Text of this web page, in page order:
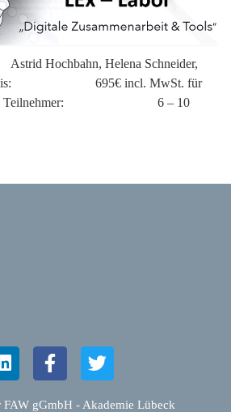
Hochbahn, Helena Schneider,
Preis: 695€ incl. MwSt. für
Teilnehmer: 6 – 10
FAW gGmbH - Akademie Lübeck